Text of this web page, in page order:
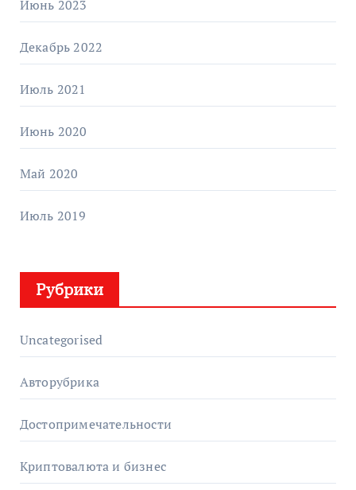
Июнь 2023
Декабрь 2022
Июль 2021
Июнь 2020
Май 2020
Июль 2019
Рубрики
Uncategorised
Авторубрика
Достопримечательности
Криптовалюта и бизнес